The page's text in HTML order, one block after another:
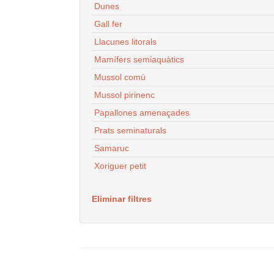
Dunes
Gall fer
Llacunes litorals
Mamífers semiaquàtics
Mussol comú
Mussol pirinenc
Papallones amenaçades
Prats seminaturals
Samaruc
Xoriguer petit
Eliminar filtres